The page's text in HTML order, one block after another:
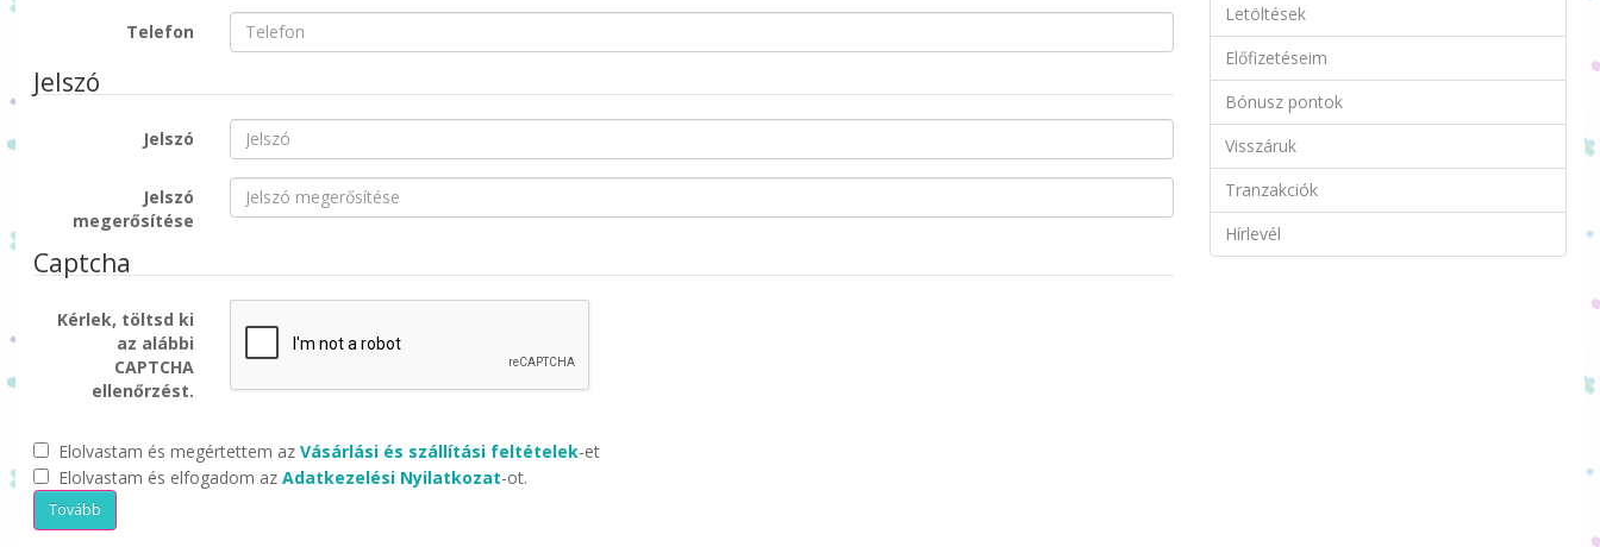
Telefon
Jelszó
Jelszó
Jelszó
megerősítése
Captcha
Kérlek, töltsd ki
az alábbi
CAPTCHA
ellenőrzést.
Elolvastam és megértettem azVásárlási és szállítási feltételek-et
Elolvastam és elfogadom azAdatkezelési Nyilatkozat-ot.
Letöltések
Előfizetéseim
Bónusz pontok
Visszáruk
Tranzakciók
Hírlevél